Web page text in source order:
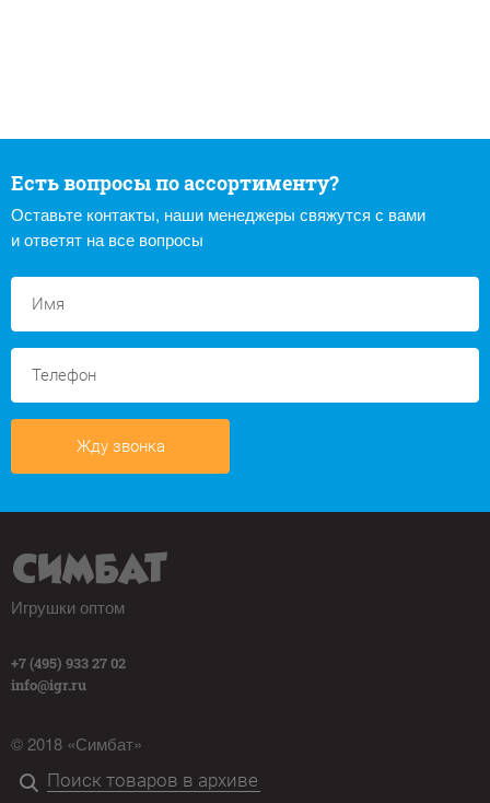
Есть вопросы по ассортименту?
Оставьте контакты, наши менеджеры свяжутся с вами
и ответят на все вопросы
Жду звонка
Игрушки оптом
+7 (495) 933 27 02
info@igr.ru
© 2018 «Симбат»